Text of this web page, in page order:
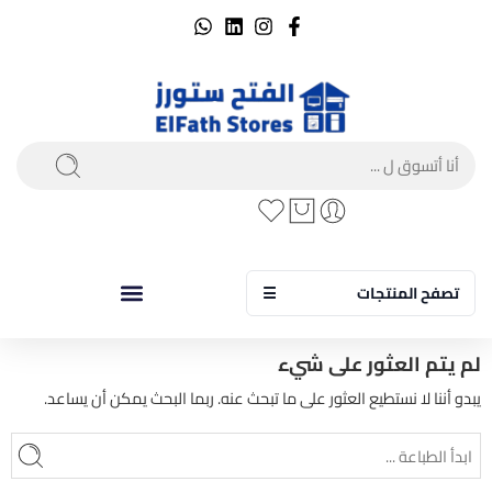
تصفح المنتجات ☰
لم يتم العثور على شيء
يبدو أننا لا نستطيع العثور على ما تبحث عنه. ربما البحث يمكن أن يساعد.